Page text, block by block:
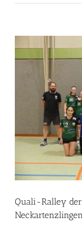
Quali-Ralley der